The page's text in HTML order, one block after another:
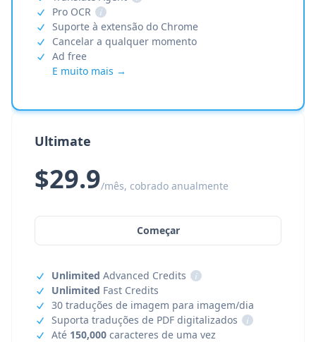
Pro OCR
i
Suporte à extensão do Chrome
Cancelar a qualquer momento
Ad free
E muito mais →
Ultimate
$29.9/mês, cobrado anualmente
Começar
Unlimited Advanced Credits
i
Unlimited Fast Credits
30 traduções de imagem para imagem/dia
Suporta traduções de PDF digitalizados
i
Até 150,000 caracteres de uma vez